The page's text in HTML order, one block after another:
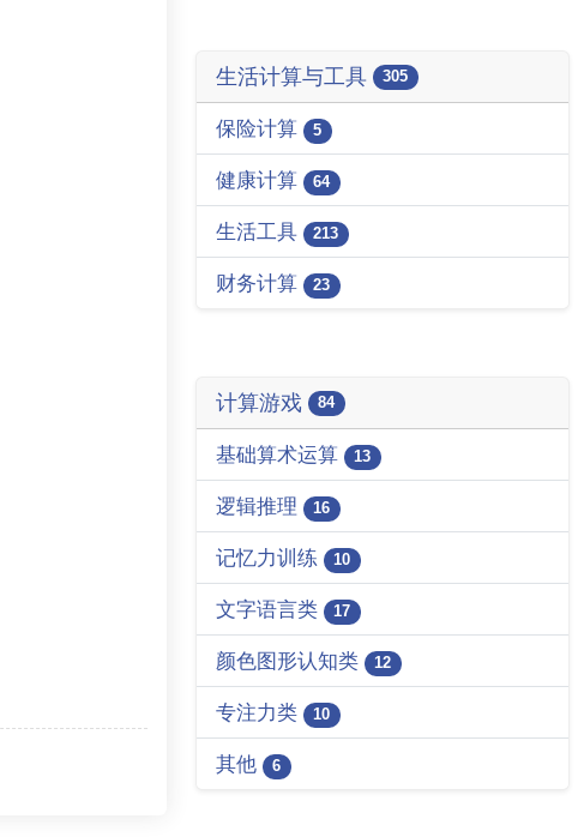
生活计算与工具 305
保险计算 5
健康计算 64
生活工具 213
财务计算 23
计算游戏 84
基础算术运算 13
逻辑推理 16
记忆力训练 10
文字语言类 17
颜色图形认知类 12
专注力类 10
其他 6